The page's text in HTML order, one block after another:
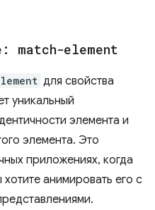
match-element
для свойства
уникальный
элемента и
элемента. Это
приложениях, когда
анимировать его с